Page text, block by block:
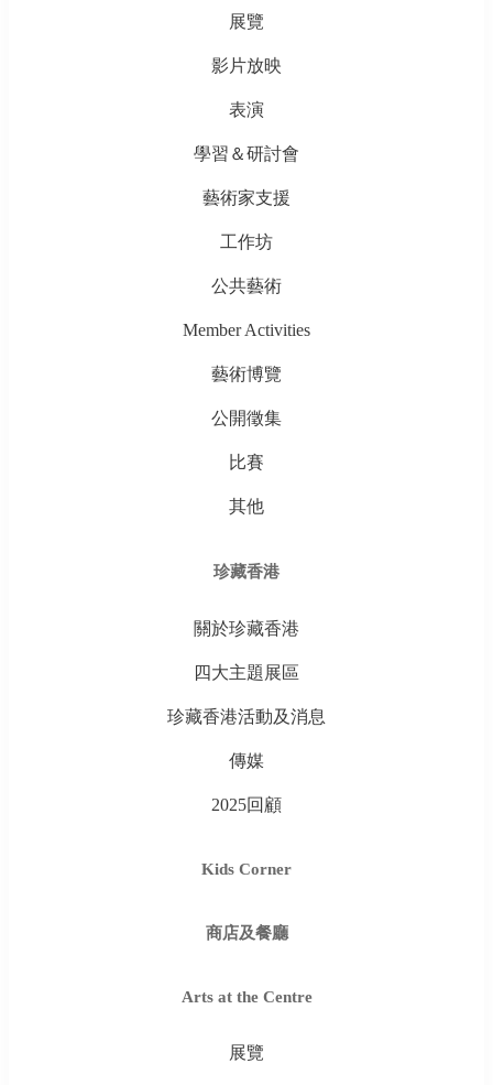
展覽
影片放映
表演
學習＆研討會
藝術家支援
工作坊
公共藝術
Member Activities
藝術博覽
公開徵集
比賽
其他
珍藏香港
關於珍藏香港
四大主題展區
珍藏香港活動及消息
傳媒
2025回顧
Kids Corner
商店及餐廳
Arts at the Centre
展覽